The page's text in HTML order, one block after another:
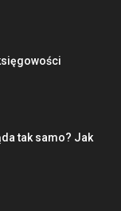
tak samo? Jak